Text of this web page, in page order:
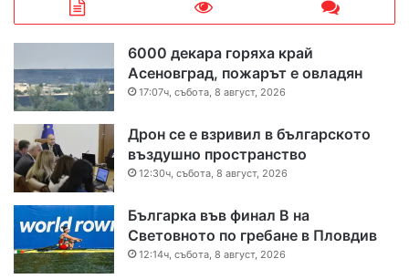
6000 декара горяха край
Асеновград, пожарът е овладян
17:07ч, събота, 8 август, 2026
Дрон се е взривил в българското
въздушно пространство
12:30ч, събота, 8 август, 2026
Българка във финал B на
Световното по гребане в Пловдив
12:14ч, събота, 8 август, 2026